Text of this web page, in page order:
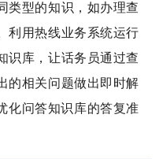
类型的知识，如办理查
利用热线业务系统运行
识库，让话务员通过查
的相关问题做出即时解
化问答知识库的答复准